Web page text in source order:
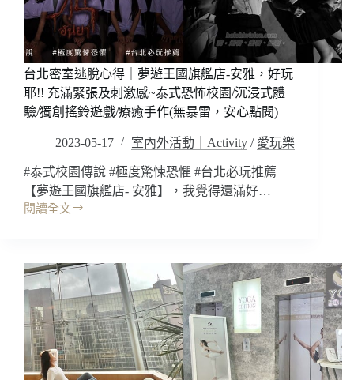
以
耶!!
被
火
鍋
耽
湯
底
夠
廂
星
際
宇
宙
感
超
台北密室逃脫心得｜夢遊王國旗艦店-安雅，好玩
耶!! 充滿緊張及刺激感~泰式恐怖校園/沉浸式體
驗/獨創搖鈴遊戲/療癒手作(無暴雷，安心點閱)
2023-05-17 室內外活動｜Activity / 愛玩樂
#泰式校園傳說 #極度驚悚恐懼 #台北必玩推薦
【夢遊王國旗艦店- 安雅】，我覺得還滿好…
閱讀全文
台
室
脫
心
得
｜
夢